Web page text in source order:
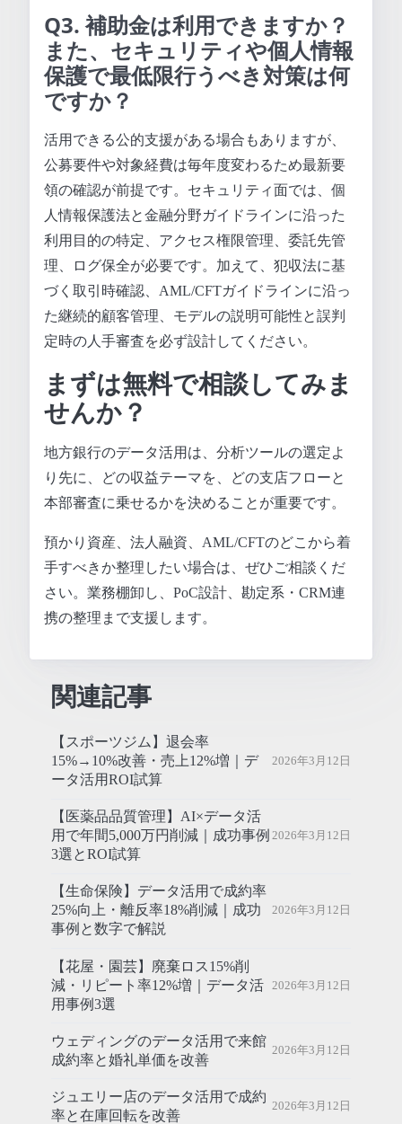
Q3. 補助金は利用できますか？
また、セキュリティや個人情報
保護で最低限行うべき対策は何
ですか？
活用できる公的支援がある場合もありますが、
公募要件や対象経費は毎年度変わるため最新要
領の確認が前提です。セキュリティ面では、個
人情報保護法と金融分野ガイドラインに沿った
利用目的の特定、アクセス権限管理、委託先管
理、ログ保全が必要です。加えて、犯収法に基
づく取引時確認、AML/CFTガイドラインに沿っ
た継続的顧客管理、モデルの説明可能性と誤判
定時の人手審査を必ず設計してください。
まずは無料で相談してみま
せんか？
地方銀行のデータ活用は、分析ツールの選定よ
り先に、どの収益テーマを、どの支店フローと
本部審査に乗せるかを決めることが重要です。
預かり資産、法人融資、AML/CFTのどこから着
手すべきか整理したい場合は、ぜひご相談くだ
さい。業務棚卸し、PoC設計、勘定系・CRM連
携の整理まで支援します。
関連記事
【スポーツジム】退会率
15%→10%改善・売上12%増｜デ
ータ活用ROI試算
2026年3月12日
【医薬品品質管理】AI×データ活
用で年間5,000万円削減｜成功事例
3選とROI試算
2026年3月12日
【生命保険】データ活用で成約率
25%向上・離反率18%削減｜成功
事例と数字で解説
2026年3月12日
【花屋・園芸】廃棄ロス15%削
減・リピート率12%増｜データ活
用事例3選
2026年3月12日
ウェディングのデータ活用で来館
成約率と婚礼単価を改善
2026年3月12日
ジュエリー店のデータ活用で成約
率と在庫回転を改善
2026年3月12日